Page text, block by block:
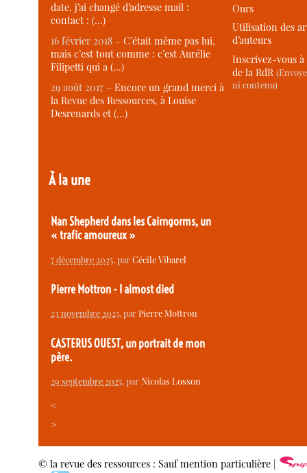
date, j’ai changé d’adresse mail :
contact : (…)
16 février 2018 –C’était même pas lui,
mais c’est tout comme : c’est Aurélie
Filipetti qui a (…)
29 août 2017 –Encore un grand merci à
la Revue des Ressources, à Louise
Desrenards et (…)
À la une
Nan Shepherd dans les Cairngorms, un
« trafic amoureux »
7 décembre 2025, parCécile Vibarel
Pierre Mottron - I almost died
23 novembre 2025, parPierre Mottron
CASTERUS OUEST, un portrait de mon
père.
29 septembre 2025, parNicolas Losson
<
>
Ours
Utilisation des
d’auteurs
Inscrivez-vous
de la RdR
ni contenu)
© la revue des ressources : Sauf mention particulière |